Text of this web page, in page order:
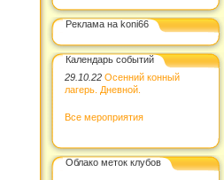
Реклама на koni66
Календарь событий
29.10.22 Осенний конный
лагерь. Дневной.
Все мероприятия
Облако меток клубов